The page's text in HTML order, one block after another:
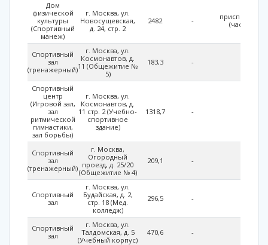
Дом
физической
культуры
(Спортивный
манеж)
г. Москва, ул.
Новосущевская,
д. 24, стр. 2
2482 -
(частично)
Спортивный
зал
(тренажерный)
г. Москва, ул.
Космонавтов, д.
11 (Общежитие №
5)
183,3 -
Спортивный
центр
(Игровой зал,
зал
ритмической
гимнастики,
зал борьбы)
г. Москва, ул.
Космонавтов, д.
11 стр. 2 (Учебно-
спортивное
здание)
1318,7 -
Спортивный
зал
(тренажерный)
г. Москва,
Огородный
проезд, д. 25/20
(Общежитие № 4)
209,1 -
Спортивный
зал
г. Москва, ул.
Будайская, д. 2,
стр. 18 (Мед.
колледж)
296,5 -
Спортивный
зал
г. Москва, ул.
Талдомская, д. 5
(Учебный корпус)
470,6 -